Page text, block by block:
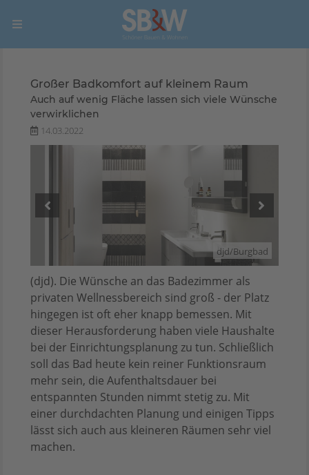
Großer Badkomfort auf kleinem Raum
Auch auf wenig Fläche lassen sich viele Wünsche
verwirklichen
14.03.2022
djd/Burgbad
(djd). Die Wünsche an das Badezimmer als
privaten Wellnessbereich sind groß - der Platz
hingegen ist oft eher knapp bemessen. Mit
dieser Herausforderung haben viele Haushalte
bei der Einrichtungsplanung zu tun. Schließlich
soll das Bad heute kein reiner Funktionsraum
mehr sein, die Aufenthaltsdauer bei
entspannten Stunden nimmt stetig zu. Mit
einer durchdachten Planung und einigen Tipps
lässt sich auch aus kleineren Räumen sehr viel
machen.